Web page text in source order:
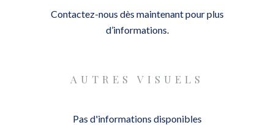
Contactez-nous dès maintenant pour plus
d’informations.
AUTRES VISUELS
Pas d'informations disponibles